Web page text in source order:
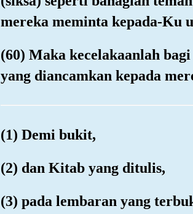
mereka meminta kepada-Ku
(60) Maka kecelakaanlah
yang diancamkan kepada
(1) Demi bukit,
(2) dan Kitab yang ditulis,
(3) pada lembaran yang